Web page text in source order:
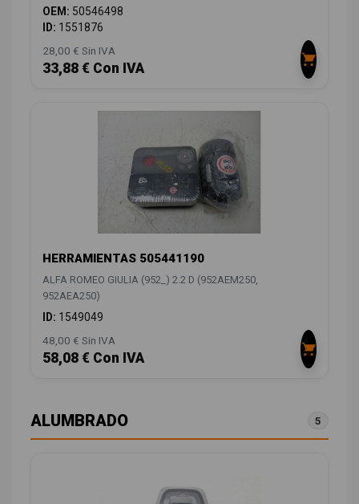
OEM: 50546498
ID: 1551876
28,00 € Sin IVA
33,88 € Con IVA
HERRAMIENTAS 505441190
ALFA ROMEO GIULIA (952_) 2.2 D (952AEM250,
952AEA250)
ID: 1549049
48,00 € Sin IVA
58,08 € Con IVA
ALUMBRADO 5